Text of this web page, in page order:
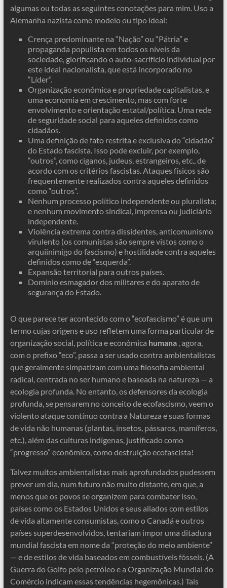
algumas ou todas as seguintes conotações para mim. Uso a
Alemanha nazista como modelo ou tipo ideal:
Crença predominante na “Nação” ou “Pátria” e
propaganda populista em todos os níveis da
sociedade, glorificando o auto-sacrifício individual por
este ideal nacionalista, que está incorporado no
“Líder”.
Organização econômica e propriedade capitalistas, e
uma economia em crescimento, mas com forte
envolvimento e orientação estatal/política. Uma rede
de seguridade social para aqueles definidos como
cidadãos.
Uma definição de fato restrita e exclusiva do “cidadão”
do Estado fascista. Isso pode excluir, por exemplo,
“outros”, como ciganos, judeus, estrangeiros, etc., de
acordo com os critérios fascistas. Ataques físicos são
frequentemente realizados contra aqueles definidos
como “outros”.
Nenhum processo político independente ou pluralista;
e nenhum movimento sindical, imprensa ou judiciário
independente.
Violência extrema contra dissidentes, anticomunismo
virulento (os comunistas são sempre vistos como o
arquiinimigo do fascismo) e hostilidade contra aqueles
definidos como de “esquerda”.
Expansão territorial para outros países.
Domínio esmagador dos militares e do aparato de
segurança do Estado.
O que parece ter acontecido com o “ecofascismo” é que um
termo cujas origens e uso refletem uma forma particular de
organização social, política e econômica humana, agora,
com o prefixo “eco”, passa a ser usado contra ambientalistas
que geralmente simpatizam com uma filosofia ambiental
radical, centrada no ser humano e baseada na natureza — a
ecologia profunda. No entanto, os defensores da ecologia
profunda, se pensarem no conceito de ecofascismo, veem o
violento ataque contínuo contra a Natureza e suas formas
de vida não humanas (plantas, insetos, pássaros, mamíferos,
etc.), além das culturas indígenas, justificado como
“progresso” econômico, como destruição ecofascista!
Talvez muitos ambientalistas mais aprofundados pudessem
prever um dia, num futuro não muito distante, em que, a
menos que os povos se organizem para combater isso,
países como os Estados Unidos e seus aliados com estilos
de vida altamente consumistas, como o Canadá e outros
países superdesenvolvidos, tentariam impor uma ditadura
mundial fascista em nome da “proteção do meio ambiente”
— e de estilos de vida baseados em combustíveis fósseis. (A
Guerra do Golfo pelo petróleo e a Organização Mundial do
Comércio indicam essas tendências hegemônicas.) Tais